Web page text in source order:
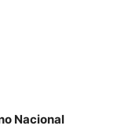
Nacional